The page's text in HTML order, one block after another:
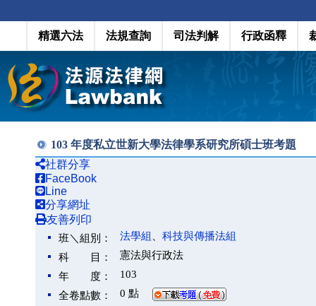
精選六法 法規查詢 司法判解 行政函釋
103 年度私立世新大學法律學系研究所碩士班考題
社群分享
FaceBook
Line
分享網址
友善列印
班＼組別： 法學組
科技與傳播法組
科 目：
憲法與行政法
年 度：
103
全卷點數：
0 點